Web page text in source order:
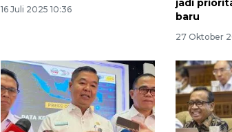
16 Juli 2025 10:36
baru
27 Oktober
jalanan Jakarta